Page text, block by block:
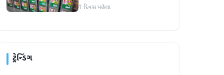
એકમો સીલ, રૂ. ૧૬.૧૪ લાખનો
1 દિવસ પહેલા
ટ્રેન્ડિંગ